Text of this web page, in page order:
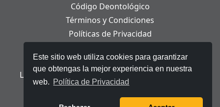
Este sitio web utiliza cookies para garantizar
que obtengas la mejor experiencia en nuestra
web. Política de Privacidad
Código Deontológico
Términos y Condiciones
Políticas de Privacidad
Aviso Legal
Ley Orgánica de Protección de Datos Personales
© 2025 Telerama - Todos los derechos reservados.